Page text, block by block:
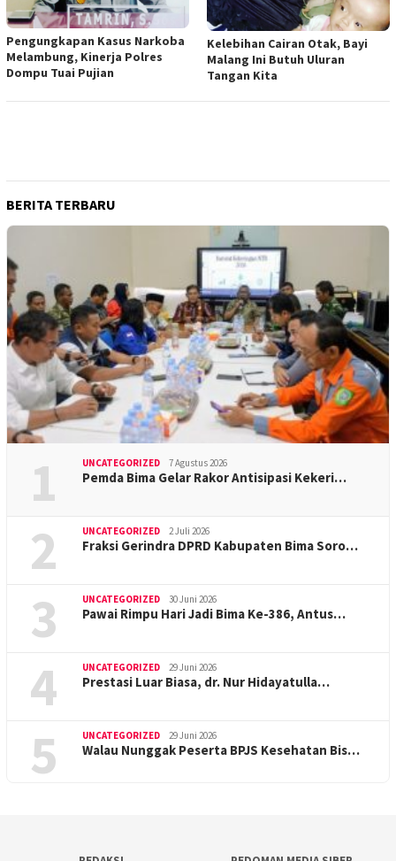
Pengungkapan Kasus Narkoba
Melambung, Kinerja Polres
Dompu Tuai Pujian
Kelebihan Cairan Otak, Bayi
Malang Ini Butuh Uluran
Tangan Kita
BERITA TERBARU
1 UNCATEGORIZED 7 Agustus 2026
Pemda Bima Gelar Rakor Antisipasi Kekeri…
2 UNCATEGORIZED 2 Juli 2026
Fraksi Gerindra DPRD Kabupaten Bima Soro…
3 UNCATEGORIZED 30 Juni 2026
Pawai Rimpu Hari Jadi Bima Ke-386, Antus…
4 UNCATEGORIZED 29 Juni 2026
Prestasi Luar Biasa, dr. Nur Hidayatulla…
5 UNCATEGORIZED 29 Juni 2026
Walau Nunggak Peserta BPJS Kesehatan Bis…